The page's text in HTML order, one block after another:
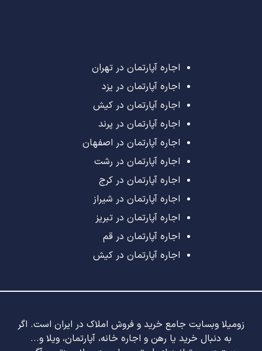
اجاره آپارتمان در تهران
اجاره آپارتمان در یزد
اجاره آپارتمان در کیش
اجاره آپارتمان در پرند
اجاره آپارتمان در اصفهان
اجاره آپارتمان در رشت
اجاره آپارتمان در کرج
اجاره آپارتمان در شیراز
اجاره آپارتمان در تبریز
اجاره آپارتمان در قم
اجاره آپارتمان در کیش
زومیلا وبسایت جامع خرید و فروش املاک در ایران است. اگر
به دنبال خرید یا رهن و اجاره خانه، آپارتمان، ویلا و...